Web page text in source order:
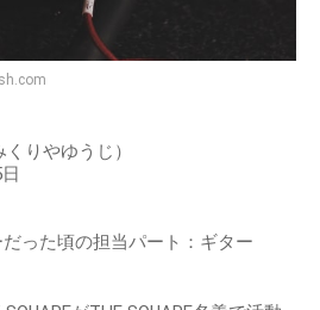
りやゆうじ）
だった頃の担当パート：ギター